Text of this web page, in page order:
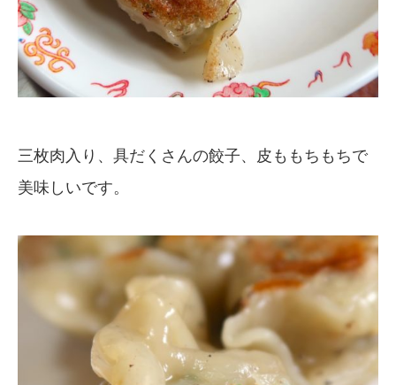
三枚肉入り、具だくさんの餃子、皮ももちもちで
美味しいです。